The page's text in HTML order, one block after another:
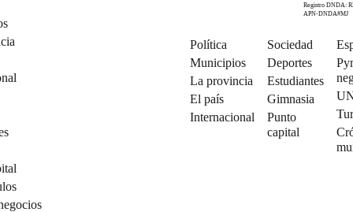
Registro DNDA:
APN-DNDA#MJ
Política
Municipios
La provincia
El país
Internacional
Sociedad
Deportes
Estudiantes
Gimnasia
Punto
capital